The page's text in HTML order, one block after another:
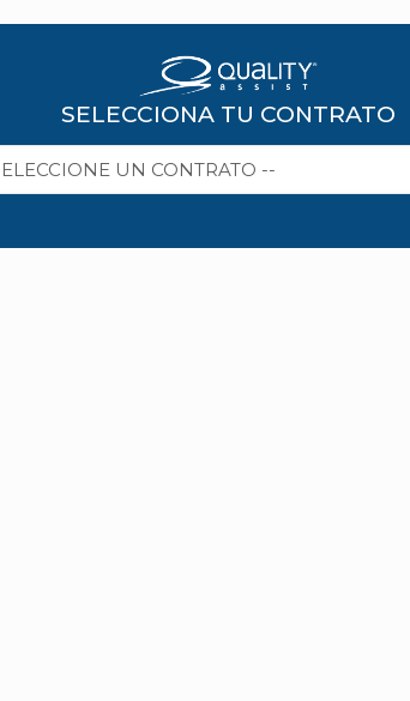
SELECCIONA TU CONTRATO